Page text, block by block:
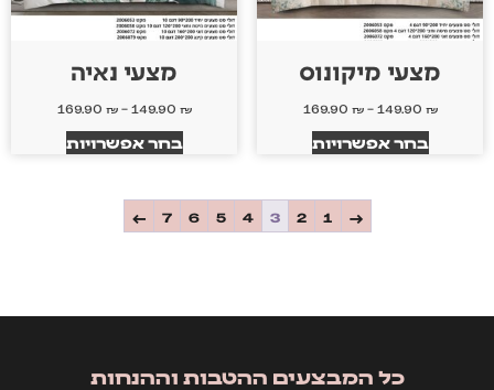
מצעי מיקונוס
149.90 ₪
–
169.90 ₪
בחר אפשרויות
מצעי נאיה
149.90 ₪
–
169.90 ₪
בחר אפשרויות
→
1
2
3
4
5
6
7
←
כל המבצעים ההטבות וההנחות